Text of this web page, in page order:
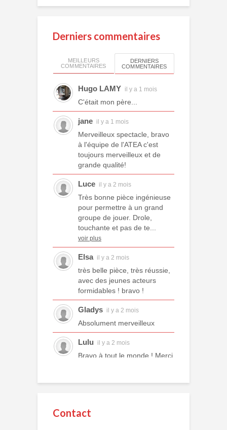
Derniers commentaires
MEILLEURS
COMMENTAIRES
DERNIERS
COMMENTAIRES
Hugo LAMY il y a 1 mois
C'était mon père...
jane il y a 1 mois
Merveilleux spectacle, bravo
à l'équipe de l'ATEA c'est
toujours merveilleux et de
grande qualité!
Luce il y a 2 mois
Très bonne pièce ingénieuse
pour permettre à un grand
groupe de jouer. Drole,
touchante et pas de te...
voir plus
Elsa il y a 2 mois
très belle pièce, très réussie,
avec des jeunes acteurs
formidables ! bravo !
Gladys il y a 2 mois
Absolument merveilleux
Lulu il y a 2 mois
Bravo à tout le monde ! Merci
Contact